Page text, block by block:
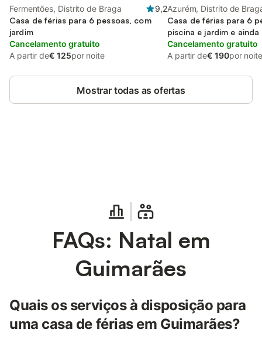
Fermentões, Distrito de Braga
9,2
Casa de férias para 6 pessoas, com
jardim
Cancelamento gratuito
A partir de€ 125por noite
Azurém, Distrito de
Casa de férias para 6
piscina e jardim e ainda
Cancelamento gratuito
A partir de€ 190por noite
Mostrar todas as ofertas
FAQs: Natal em
Guimarães
Quais os serviços à disposição para
uma casa de férias em Guimarães?